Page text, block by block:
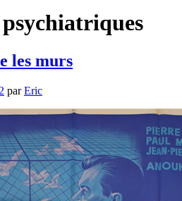
les murs
parEric